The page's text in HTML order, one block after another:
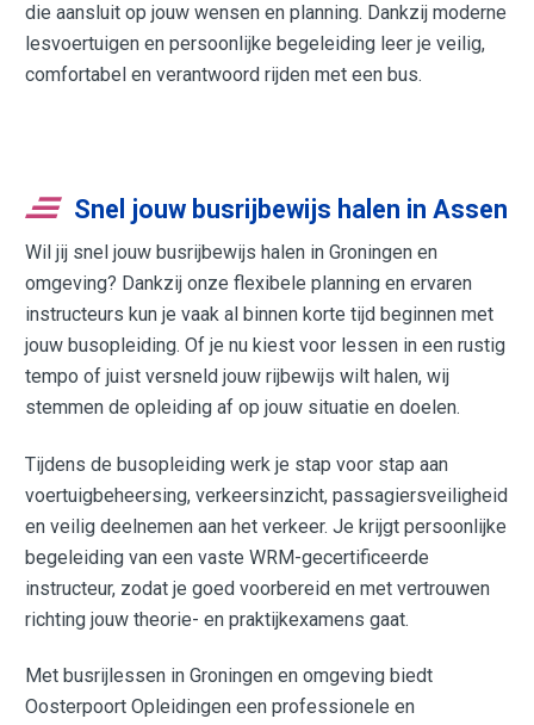
die aansluit op jouw wensen en planning. Dankzij moderne
lesvoertuigen en persoonlijke begeleiding leer je veilig,
comfortabel en verantwoord rijden met een bus.
Snel jouw busrijbewijs halen in Assen
Wil jij snel jouw busrijbewijs halen in Groningen en
omgeving? Dankzij onze flexibele planning en ervaren
instructeurs kun je vaak al binnen korte tijd beginnen met
jouw busopleiding. Of je nu kiest voor lessen in een rustig
tempo of juist versneld jouw rijbewijs wilt halen, wij
stemmen de opleiding af op jouw situatie en doelen.
Tijdens de busopleiding werk je stap voor stap aan
voertuigbeheersing, verkeersinzicht, passagiersveiligheid
en veilig deelnemen aan het verkeer. Je krijgt persoonlijke
begeleiding van een vaste WRM-gecertificeerde
instructeur, zodat je goed voorbereid en met vertrouwen
richting jouw theorie- en praktijkexamens gaat.
Met busrijlessen in Groningen en omgeving biedt
Oosterpoort Opleidingen een professionele en